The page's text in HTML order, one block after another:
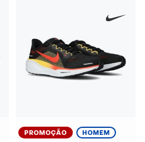
PROMOÇÃO HOMEM